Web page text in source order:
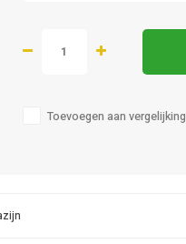
Toevoegen aan vergelijking